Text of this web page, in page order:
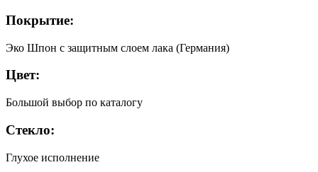
Покрытие:
Эко Шпон с защитным слоем лака (Германия)
Цвет:
Большой выбор по каталогу
Стекло:
Глухое исполнение